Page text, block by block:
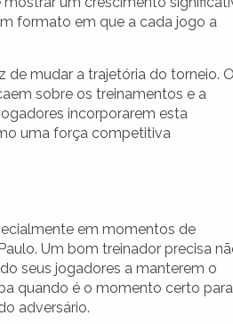
formato em que a cada jogo a
mudar a trajetória do torneio. O
sobre os treinamentos e a
incorporarem esta
uma força competitiva
em momentos de
Um bom treinador precisa
seus jogadores a manterem o
quando é o momento certo para
adversário.